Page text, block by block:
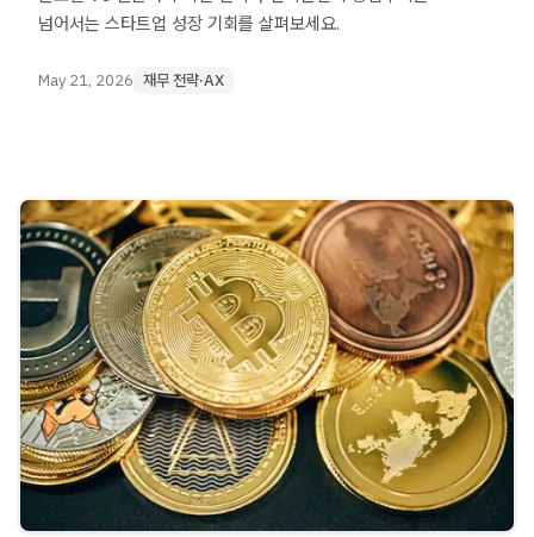
넘어서는 스타트업 성장 기회를 살펴보세요.
May 21, 2026 재무 전략·AX